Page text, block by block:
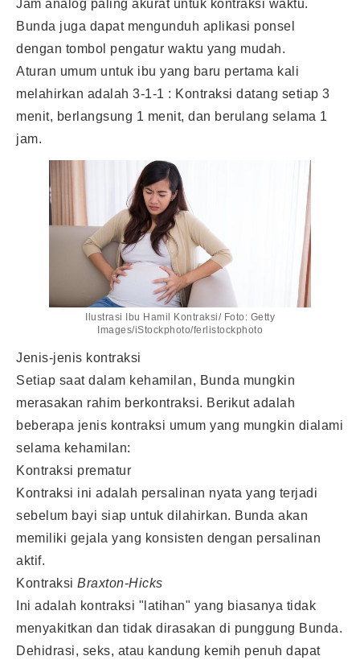
Jam analog paling akurat untuk kontraksi waktu.
Bunda juga dapat mengunduh aplikasi ponsel
dengan tombol pengatur waktu yang mudah.
Aturan umum untuk ibu yang baru pertama kali
melahirkan adalah 3-1-1 : Kontraksi datang setiap 3
menit, berlangsung 1 menit, dan berulang selama 1
jam.
Ilustrasi Ibu Hamil Kontraksi/ Foto: Getty
Images/iStockphoto/ferlistockphoto
Jenis-jenis kontraksi
Setiap saat dalam kehamilan, Bunda mungkin
merasakan rahim berkontraksi. Berikut adalah
beberapa jenis kontraksi umum yang mungkin dialami
selama kehamilan:
Kontraksi prematur
Kontraksi ini adalah persalinan nyata yang terjadi
sebelum bayi siap untuk dilahirkan. Bunda akan
memiliki gejala yang konsisten dengan persalinan
aktif.
Kontraksi Braxton-Hicks
Ini adalah kontraksi "latihan" yang biasanya tidak
menyakitkan dan tidak dirasakan di punggung Bunda.
Dehidrasi, seks, atau kandung kemih penuh dapat